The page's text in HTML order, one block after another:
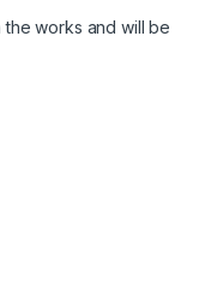
the works and will be